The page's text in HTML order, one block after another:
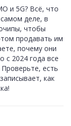
и 5G? Всё, что
деле, в
чтобы
продавать им
почему они
с 2024 года все
есть
как